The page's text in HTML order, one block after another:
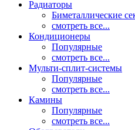
Радиаторы
Биметаллические
смотреть все...
Кондиционеры
Популярные
смотреть все...
Мульти-сплит-системы
Популярные
смотреть все...
Камины
Популярные
смотреть все...